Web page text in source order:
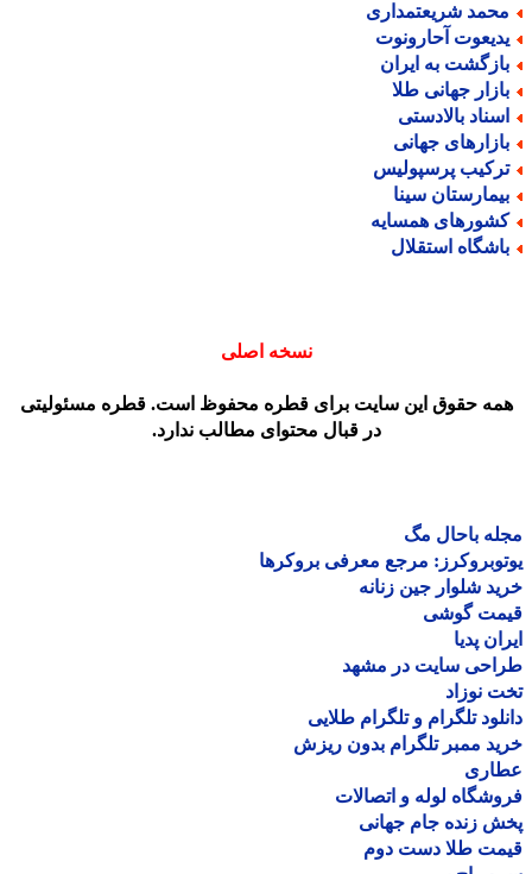
شریعتمداری
آحارونوت
به ایران
جهانی طلا
بالادستی
جهانی
پرسپولیس
سینا
همسایه
استقلال
نسخه اصلی
حقوق این سایت برای قطره محفوظ است. قطره مسئولیتی
در قبال محتوای مطالب ندارد.
باحال مگ
مرجع معرفی بروکرها
شلوار جین زنانه
گوشی
پدیا
سایت در مشهد
نوزاد
تلگرام و تلگرام طلایی
ممبر تلگرام بدون ریزش
لوله و اتصالات
زنده جام جهانی
طلا دست دوم